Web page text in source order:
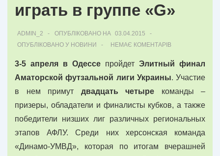
играть в группе «G»
ADMIN_2 ОПУБЛІКОВАНО НА 03.04.2015
ОПУБЛІКОВАНО У НОВИНИ НЕМАЄ КОМЕНТАРІВ
3-5 апреля в Одессе пройдет Элитный финал
Аматорской футзальной лиги Украины. Участие
в нем примут двадцать четыре команды –
призеры, обладатели и финалисты кубков, а также
победители низших лиг различных региональных
этапов АФЛУ. Среди них херсонская команда
«Динамо-УМВД», которая по итогам вчерашней